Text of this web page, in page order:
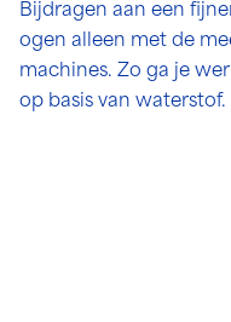
Bijdragen aan een
ogen alleen met de
machines. Zo ga je
op basis van waterstof.